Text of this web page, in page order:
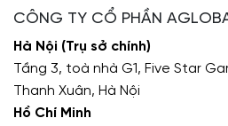
CÔNG TY CỔ PHẦN
Hà Nội (Trụ sở chính)
Tầng 3, toà nhà G1, Five Star
Thanh Xuân, Hà Nội
Hồ Chí Minh